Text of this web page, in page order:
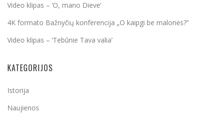
Video klipas – ‘O, mano Dieve’
4K formato Bažnyčių konferencija „O kaipgi be malonės?”
Video klipas – ‘Tebūnie Tava valia’
KATEGORIJOS
Istorija
Naujienos